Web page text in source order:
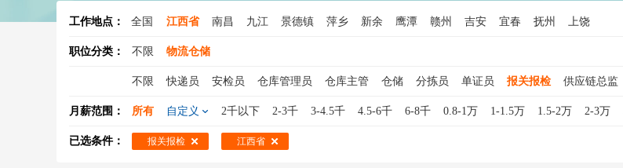
工作地点： 全国 江西省 南昌 九江 景德镇 萍乡 新余 鹰潭 赣州 吉安 宜春 抚州 上饶
职位分类： 不限 物流仓储
不限 快递员 安检员 仓库管理员 仓库主管 仓储 分拣员 单证员 报关报检 供应链总监
调度员
集装箱业务 物流销售 京东快递员 仓库文员 装卸工 物流客服 供应链专员 供应
月薪范围： 所有 自定义 2千以下 2-3千 3-4.5千 4.5-6千 6-8千 0.8-1万 1-1.5万 1.5-2万 2-3万
已选条件： 报关报检 江西省